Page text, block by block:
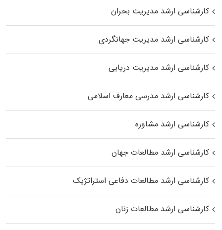
کارشناسی ارشد مدیریت بحران
کارشناسی ارشد مدیریت جهانگردی
کارشناسی ارشد مدیریت دریایی
کارشناسی ارشد مدرسی معارف اسلامی
کارشناسی ارشد مشاوره
کارشناسی ارشد مطالعات جهان
کارشناسی ارشد مطالعات دفاعی استراتژیک
کارشناسی ارشد مطالعات زنان